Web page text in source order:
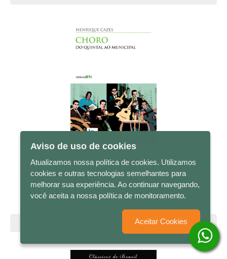
R$ 81,00
Choro do quintal ao Municipal
Aviso de uso de cookies
Atualizamos nossa política de cookies. Utilizamos
cookies e outras tecnologias semelhantes para
melhorar sua experiência. Ao continuar navegando,
você aceita a nossa política de monitoramento.
Aceitar Cookies